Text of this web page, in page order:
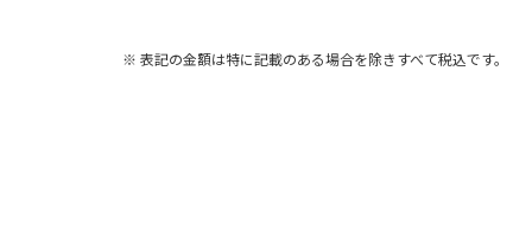
※ 表記の金額は特に記載のある場合を除きすべて税込です。